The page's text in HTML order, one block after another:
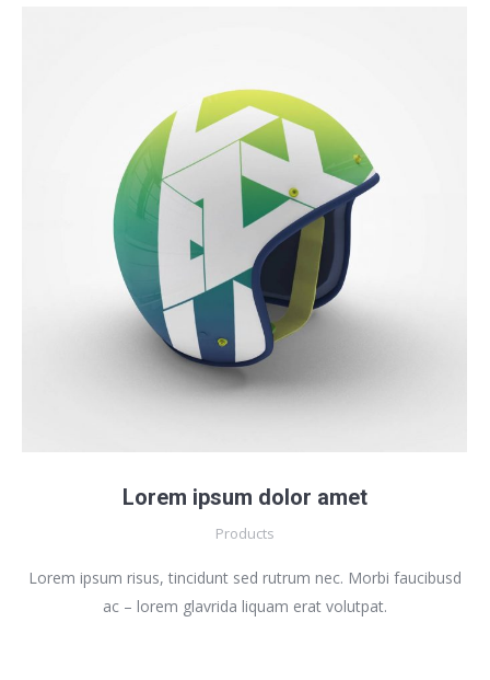
Lorem ipsum dolor amet
Products
Lorem ipsum risus, tincidunt sed rutrum nec. Morbi faucibusd
ac – lorem glavrida liquam erat volutpat.